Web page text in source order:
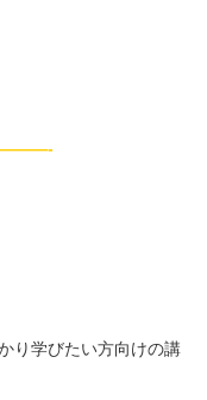
り学びたい方向けの講